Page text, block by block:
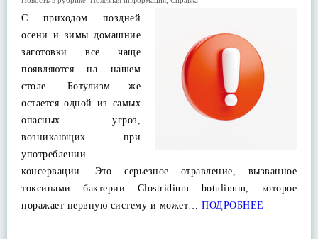
С приходом поздней
осени и зимы домашние
заготовки все чаще
появляются на нашем
столе. Ботулизм же
остается одной из самых
опасных угроз,
возникающих при
употреблении
консервации. Это серьезное отравление, вызванное
токсинами бактерии Clostridium botulinum, которое
поражает нервную систему и может… ПОДРОБНЕЕ